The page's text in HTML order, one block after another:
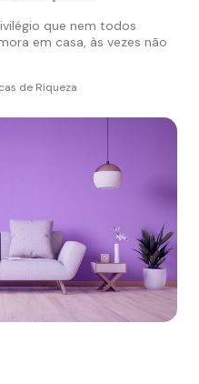
que nem todos
em casa, às vezes não
de Riqueza